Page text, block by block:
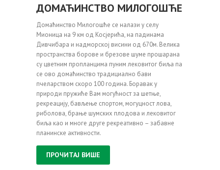
ДОМАЋИНСТВО МИЛОГОШЋЕ
Домаћинство Милогошће се налази у селу
Мионица на 9 км од Косјерића, на падинама
Дивчибара и надморској висини од 670м. Велика
пространства борове и брезове шуме прошарана
су цветним пропланцима пуним лековитог биља па
се ово домаћинство традициално бави
пчеларством скоро 100 година. Боравак у
природи пружиће Вам могућност за шетње,
рекреацију, бављење спортом, могуцност лова,
риболова, брање шумских плодова и лековитог
биља као и многе друге рекреативно – забавне
планинске активности.
ПРОЧИТАЈ ВИШЕ